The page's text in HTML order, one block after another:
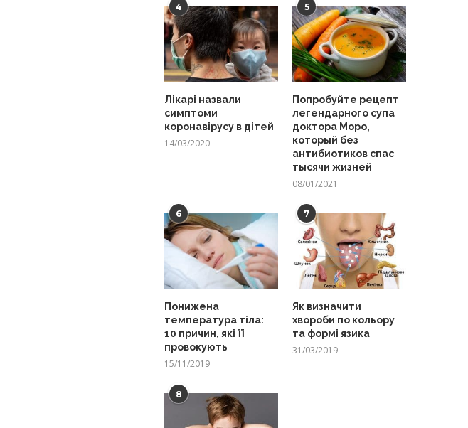
4
Лікарі назвали
симптоми
коронавірусу в дітей
14/03/2020
5
Попробуйте рецепт
легендарного супа
доктора Моро,
который без
антибиотиков спас
тысячи жизней
08/01/2021
6
Понижена
температура тіла:
10 причин, які її
провокують
15/11/2019
7
Як визначити
хвороби по кольору
та формі язика
31/03/2019
8